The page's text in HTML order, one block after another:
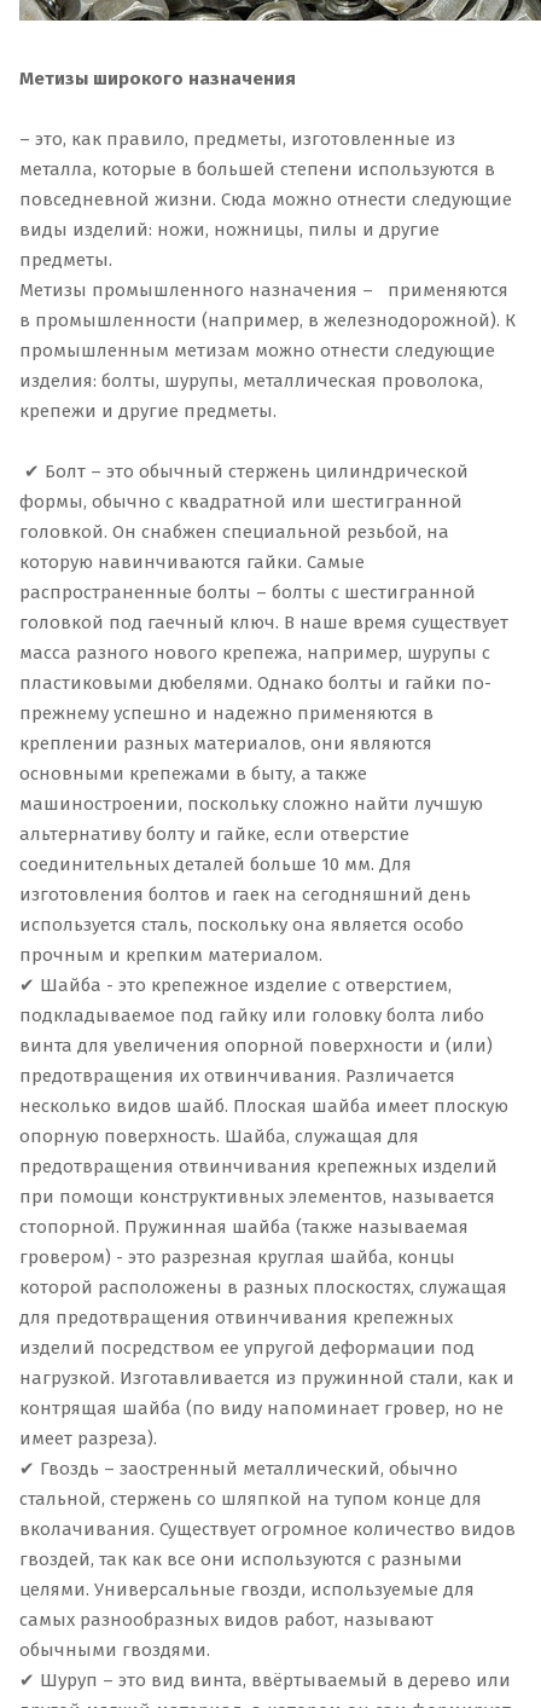
Метизы широкого назначения
– это, как правило, предметы, изготовленные из
металла, которые в большей степени используются в
повседневной жизни. Сюда можно отнести следующие
виды изделий: ножи, ножницы, пилы и другие
предметы.
Метизы промышленного назначения – применяются
в промышленности (например, в железнодорожной). К
промышленным метизам можно отнести следующие
изделия: болты, шурупы, металлическая проволока,
крепежи и другие предметы.
✔ Болт – это обычный стержень цилиндрической
формы, обычно с квадратной или шестигранной
головкой. Он снабжен специальной резьбой, на
которую навинчиваются гайки. Самые
распространенные болты – болты с шестигранной
головкой под гаечный ключ. В наше время существует
масса разного нового крепежа, например, шурупы с
пластиковыми дюбелями. Однако болты и гайки по-
прежнему успешно и надежно применяются в
креплении разных материалов, они являются
основными крепежами в быту, а также
машиностроении, поскольку сложно найти лучшую
альтернативу болту и гайке, если отверстие
соединительных деталей больше 10 мм. Для
изготовления болтов и гаек на сегодняшний день
используется сталь, поскольку она является особо
прочным и крепким материалом.
✔ Шайба - это крепежное изделие с отверстием,
подкладываемое под гайку или головку болта либо
винта для увеличения опорной поверхности и (или)
предотвращения их отвинчивания. Различается
несколько видов шайб. Плоская шайба имеет плоскую
опорную поверхность. Шайба, служащая для
предотвращения отвинчивания крепежных изделий
при помощи конструктивных элементов, называется
стопорной. Пружинная шайба (также называемая
гровером) - это разрезная круглая шайба, концы
которой расположены в разных плоскостях, служащая
для предотвращения отвинчивания крепежных
изделий посредством ее упругой деформации под
нагрузкой. Изготавливается из пружинной стали, как и
контрящая шайба (по виду напоминает гровер, но не
имеет разреза).
✔ Гвоздь – заостренный металлический, обычно
стальной, стержень со шляпкой на тупом конце для
вколачивания. Существует огромное количество видов
гвоздей, так как все они используются с разными
целями. Универсальные гвозди, используемые для
самых разнообразных видов работ, называют
обычными гвоздями.
✔ Шуруп – это вид винта, ввёртываемый в дерево или